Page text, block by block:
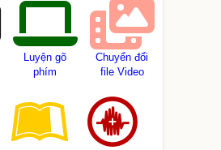
Luyện gõ
phím
Chuyển đổi
file Video